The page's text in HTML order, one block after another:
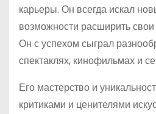
карьеры. Он всегда искал
возможности расширить свои
Он с успехом сыграл
спектаклях, кинофильмах и
Его мастерство и
критиками и ценителями